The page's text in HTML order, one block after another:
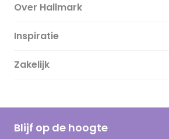
Over Hallmark
Over ons
Duurzaamheid
Hallmark Kaartclub
Inspiratie
Magazine
Cadeau inspiratie
Op kamp gedichten en versjes
Zakelijk
Blijf op de hoogte